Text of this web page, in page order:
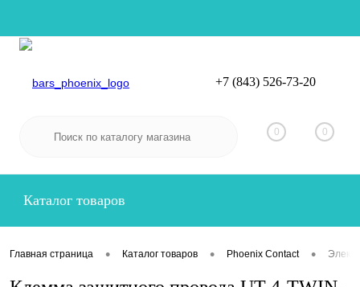
Вход
+7 (843) 526-73-20
0 0
Каталог товаров
Главная страница • Каталог товаров • Phoenix Contact •